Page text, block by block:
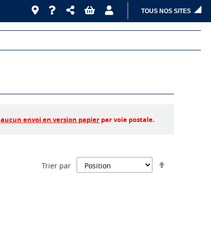
TOUS NOS SITES
aucun envoi en version papier par voie postale.
Trier par